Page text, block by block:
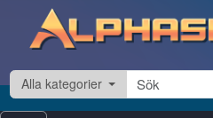
Hoppa till innehåll
Alla kategorier